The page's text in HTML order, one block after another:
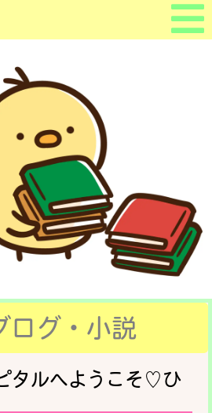
ついて？
ブログ＆小説
よくある質問
お問合せ
ログ・小説
タルへようこそ♡ひ